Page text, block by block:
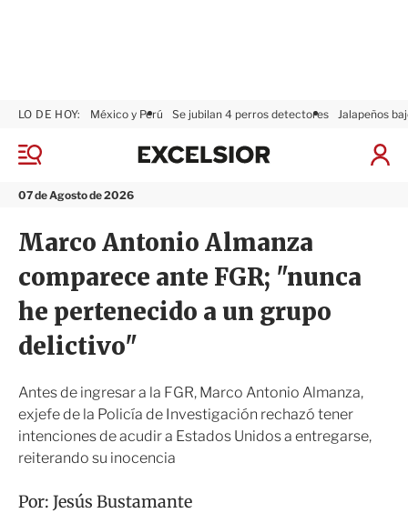
M
n
07 de Agosto de 2026
LO DE HOY: México y Perú Se jubilan 4 perros detectores Jalapeños
I
x
i
r
Marco Antonio Almanza
comparece ante FGR; "nunca
he pertenecido a un grupo
delictivo"
Antes de ingresar a la FGR, Marco Antonio Almanza,
exjefe de la Policía de Investigación rechazó tener
intenciones de acudir a Estados Unidos a entregarse,
reiterando su inocencia
Por: Jesús Bustamante